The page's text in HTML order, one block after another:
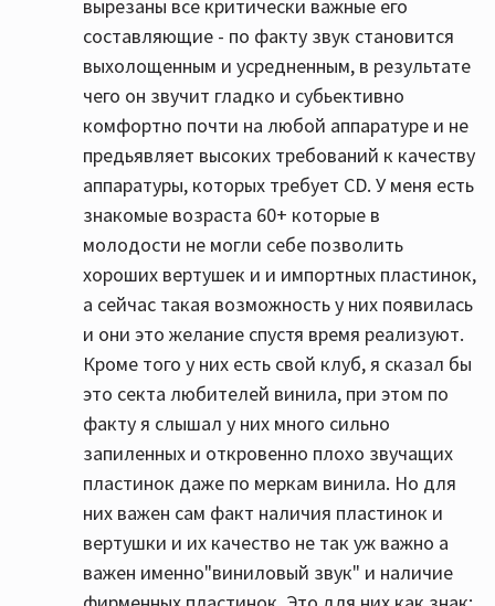
вырезаны все критически важные его
составляющие - по факту звук становится
выхолощенным и усредненным, в результате
чего он звучит гладко и субьективно
комфортно почти на любой аппаратуре и не
предьявляет высоких требований к качеству
аппаратуры, которых требует CD. У меня есть
знакомые возраста 60+ которые в
молодости не могли себе позволить
хороших вертушек и и импортных пластинок,
а сейчас такая возможность у них появилась
и они это желание спустя время реализуют.
Кроме того у них есть свой клуб, я сказал бы
это секта любителей винила, при этом по
факту я слышал у них много сильно
запиленных и откровенно плохо звучащих
пластинок даже по меркам винила. Но для
них важен сам факт наличия пластинок и
вертушки и их качество не так уж важно а
важен именно"виниловый звук" и наличие